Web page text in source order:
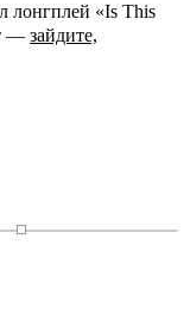
лонгплей «Is This
— зайдите,